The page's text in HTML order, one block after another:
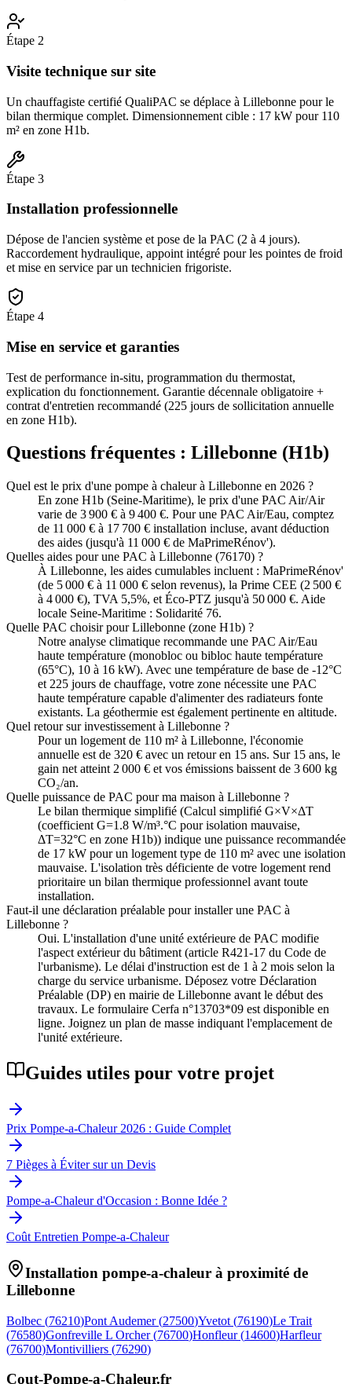
Étape 2
Visite technique sur site
Un chauffagiste certifié QualiPAC se déplace à Lillebonne pour le
bilan thermique complet. Dimensionnement cible : 17 kW pour 110
m² en zone H1b.
Étape 3
Installation professionnelle
Dépose de l'ancien système et pose de la PAC (2 à 4 jours).
Raccordement hydraulique, appoint intégré pour les pointes de froid
et mise en service par un technicien frigoriste.
Étape 4
Mise en service et garanties
Test de performance in-situ, programmation du thermostat,
explication du fonctionnement. Garantie décennale obligatoire +
contrat d'entretien recommandé (225 jours de sollicitation annuelle
en zone H1b).
Questions fréquentes : Lillebonne (H1b)
Quel est le prix d'une pompe à chaleur à Lillebonne en 2026 ?
En zone H1b (Seine-Maritime), le prix d'une PAC Air/Air
varie de 3 900 € à 9 400 €. Pour une PAC Air/Eau, comptez
de 11 000 € à 17 700 € installation incluse, avant déduction
des aides (jusqu'à 11 000 € de MaPrimeRénov').
Quelles aides pour une PAC à Lillebonne (76170) ?
À Lillebonne, les aides cumulables incluent : MaPrimeRénov'
(de 5 000 € à 11 000 € selon revenus), la Prime CEE (2 500 €
à 4 000 €), TVA 5,5%, et Éco-PTZ jusqu'à 50 000 €. Aide
locale Seine-Maritime : Solidarité 76.
Quelle PAC choisir pour Lillebonne (zone H1b) ?
Notre analyse climatique recommande une PAC Air/Eau
haute température (monobloc ou bibloc haute température
(65°C), 10 à 16 kW). Avec une température de base de -12°C
et 225 jours de chauffage, votre zone nécessite une PAC
haute température capable d'alimenter des radiateurs fonte
existants. La géothermie est également pertinente en altitude.
Quel retour sur investissement à Lillebonne ?
Pour un logement de 110 m² à Lillebonne, l'économie
annuelle est de 320 € avec un retour en 15 ans. Sur 15 ans, le
gain net atteint 2 000 € et vos émissions baissent de 3 600 kg
CO₂/an.
Quelle puissance de PAC pour ma maison à Lillebonne ?
Le bilan thermique simplifié (Calcul simplifié G×V×ΔT
(coefficient G=1.8 W/m³.°C pour isolation mauvaise,
ΔT=32°C en zone H1b)) indique une puissance recommandée
de 17 kW pour un logement type de 110 m² avec une isolation
mauvaise. L'isolation très déficiente de votre logement rend
prioritaire un bilan thermique professionnel avant toute
installation.
Faut-il une déclaration préalable pour installer une PAC à
Lillebonne ?
Oui. L'installation d'une unité extérieure de PAC modifie
l'aspect extérieur du bâtiment (article R421-17 du Code de
l'urbanisme). Le délai d'instruction est de 1 à 2 mois selon la
charge du service urbanisme. Déposez votre Déclaration
Préalable (DP) en mairie de Lillebonne avant le début des
travaux. Le formulaire Cerfa n°13703*09 est disponible en
ligne. Joignez un plan de masse indiquant l'emplacement de
l'unité extérieure.
Guides utiles pour votre projet
Prix Pompe-a-Chaleur 2026 : Guide Complet
7 Pièges à Éviter sur un Devis
Pompe-a-Chaleur d'Occasion : Bonne Idée ?
Coût Entretien Pompe-a-Chaleur
Installation pompe-a-chaleur à proximité de
Lillebonne
Bolbec (76210)Pont Audemer (27500)Yvetot (76190)Le Trait
(76580)Gonfreville L Orcher (76700)Honfleur (14600)Harfleur
(76700)Montivilliers (76290)
Cout-Pompe-a-Chaleur.fr